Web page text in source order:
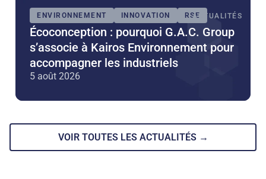
ENVIRONNEMENT INNOVATION RSEACTUALITÉS
Écoconception : pourquoi G.A.C. Group
s’associe à Kairos Environnement pour
accompagner les industriels
5 août 2026
VOIR TOUTES LES ACTUALITÉS →